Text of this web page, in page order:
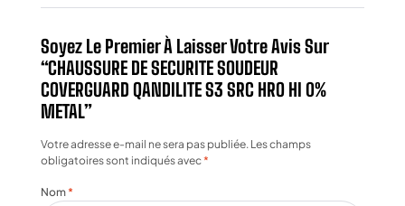
Soyez Le Premier À Laisser Votre Avis Sur
“CHAUSSURE DE SECURITE SOUDEUR
COVERGUARD QANDILITE S3 SRC HRO HI 0%
METAL”
Votre adresse e-mail ne sera pas publiée. Les champs
obligatoires sont indiqués avec*
Nom *